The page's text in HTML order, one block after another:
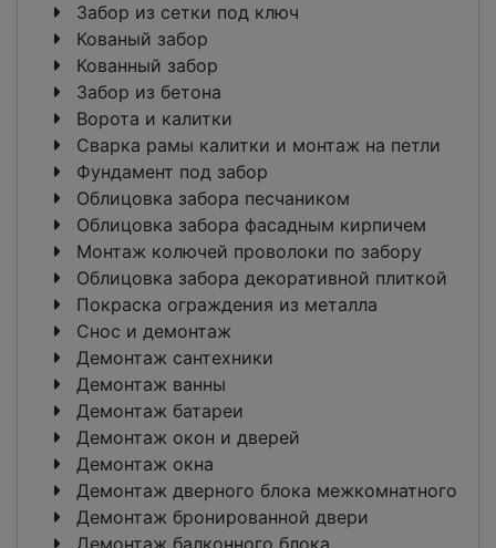
Забор из сетки под ключ
Кованый забор
Кованный забор
Забор из бетона
Ворота и калитки
Сварка рамы калитки и монтаж на петли
Фундамент под забор
Облицовка забора песчаником
Облицовка забора фасадным кирпичем
Монтаж колючей проволоки по забору
Облицовка забора декоративной плиткой
Покраска ограждения из металла
Снос и демонтаж
Демонтаж сантехники
Демонтаж ванны
Демонтаж батареи
Демонтаж окон и дверей
Демонтаж окна
Демонтаж дверного блока межкомнатного
Демонтаж бронированной двери